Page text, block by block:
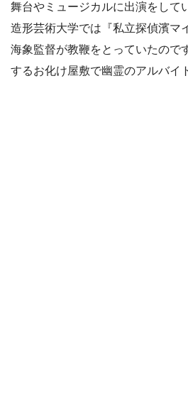
舞台やミュージカルに出演をして
造形芸術大学では『私立探偵濱マ
海象監督が教鞭をとっていたので
するお化け屋敷で幽霊のアルバイ